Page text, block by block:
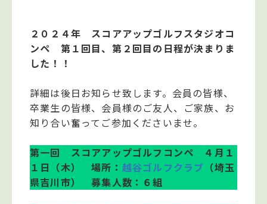
２０２４年 スコアアップゴルフスタジオコ
ンペ 第１回目、第２回目の日程が決まりま
した！！
詳細は後日お知らせ致します。会員の皆様、
卒業生の皆様、会員様のご友人、ご家族、お
知り合い奮ってご参加くださいませ。
第一回 スコアアップゴルフコンペ ４月１
１日（木） 場所： 越谷ゴルフクラブ （埼玉
県吉川市） 募集人数：６組